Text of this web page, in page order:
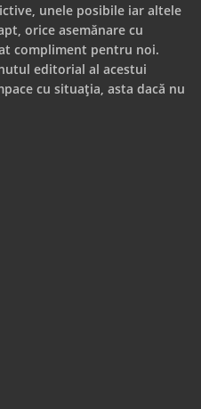
unele posibile iar altele
orice asemănare cu
compliment pentru noi.
editorial al acestui
cu situația, asta dacă nu